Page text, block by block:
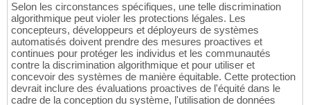
Selon les circonstances spécifiques, une telle discrimination
algorithmique peut violer les protections légales. Les
concepteurs, développeurs et déployeurs de systèmes
automatisés doivent prendre des mesures proactives et
continues pour protéger les individus et les communautés
contre la discrimination algorithmique et pour utiliser et
concevoir des systèmes de manière équitable. Cette protection
devrait inclure des évaluations proactives de l'équité dans le
cadre de la conception du système, l'utilisation de données